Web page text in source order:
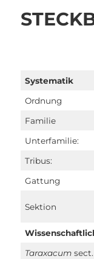
Systematik
Ordnung
Familie
Unterfamilie:
Tribus:
Gattung
Sektion
Taraxacumsect.